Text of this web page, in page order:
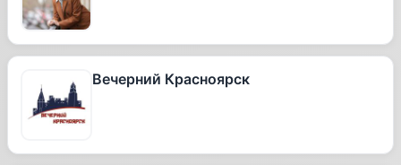
Вечерний Красноярск